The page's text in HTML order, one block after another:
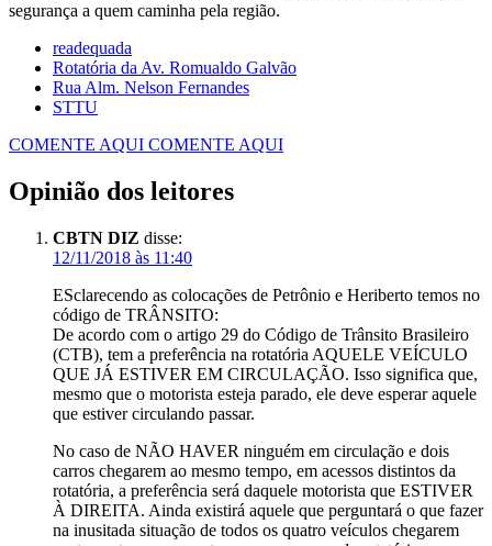
segurança a quem caminha pela região.
readequada
Rotatória da Av. Romualdo Galvão
Rua Alm. Nelson Fernandes
STTU
COMENTE AQUI COMENTE AQUI
Opinião dos leitores
CBTN DIZ disse:
12/11/2018 às 11:40
ESclarecendo as colocações de Petrônio e Heriberto temos no
código de TRÂNSITO:
De acordo com o artigo 29 do Código de Trânsito Brasileiro
(CTB), tem a preferência na rotatória AQUELE VEÍCULO
QUE JÁ ESTIVER EM CIRCULAÇÃO. Isso significa que,
mesmo que o motorista esteja parado, ele deve esperar aquele
que estiver circulando passar.
No caso de NÃO HAVER ninguém em circulação e dois
carros chegarem ao mesmo tempo, em acessos distintos da
rotatória, a preferência será daquele motorista que ESTIVER
À DIREITA. Ainda existirá aquele que perguntará o que fazer
na inusitada situação de todos os quatro veículos chegarem